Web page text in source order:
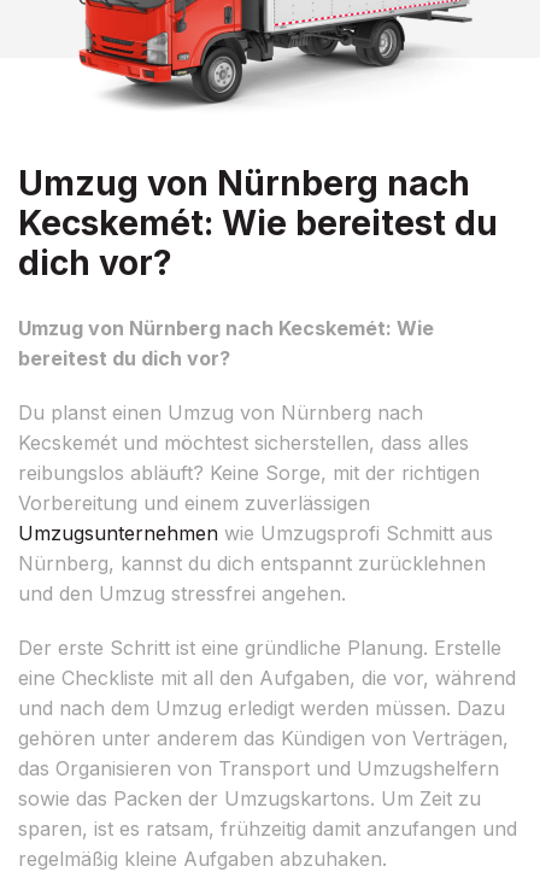
Umzug von Nürnberg nach
Kecskemét: Wie bereitest du
dich vor?
Umzug von Nürnberg nach Kecskemét: Wie
bereitest du dich vor?
Du planst einen Umzug von Nürnberg nach
Kecskemét und möchtest sicherstellen, dass alles
reibungslos abläuft? Keine Sorge, mit der richtigen
Vorbereitung und einem zuverlässigen
Umzugsunternehmen wie Umzugsprofi Schmitt aus
Nürnberg, kannst du dich entspannt zurücklehnen
und den Umzug stressfrei angehen.
Der erste Schritt ist eine gründliche Planung. Erstelle
eine Checkliste mit all den Aufgaben, die vor, während
und nach dem Umzug erledigt werden müssen. Dazu
gehören unter anderem das Kündigen von Verträgen,
das Organisieren von Transport und Umzugshelfern
sowie das Packen der Umzugskartons. Um Zeit zu
sparen, ist es ratsam, frühzeitig damit anzufangen und
regelmäßig kleine Aufgaben abzuhaken.